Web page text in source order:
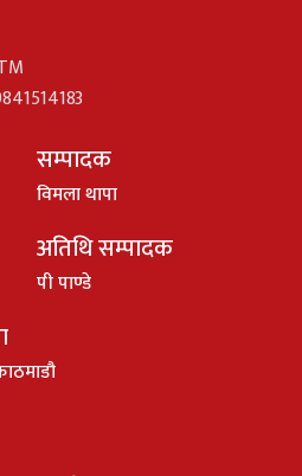
सम्पादक
विमला थापा
अतिथि सम्पादक
पी पाण्डे